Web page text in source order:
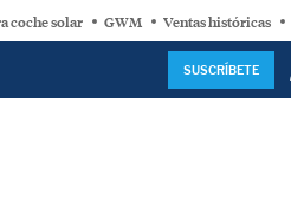
coche solar GWM Ventas históricas
SUSCRÍBETE